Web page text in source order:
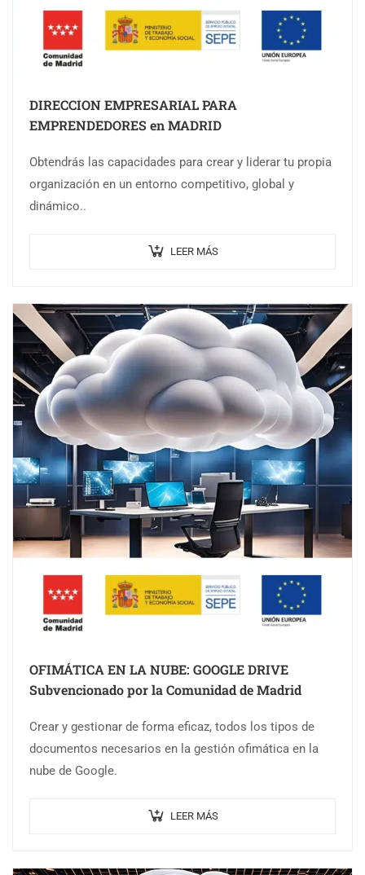
DIRECCION EMPRESARIAL PARA
EMPRENDEDORES en MADRID
Obtendrás las capacidades para crear y liderar tu propia
organización en un entorno competitivo, global y
dinámico..
LEER MÁS
OFIMÁTICA EN LA NUBE: GOOGLE DRIVE
Subvencionado por la Comunidad de Madrid
Crear y gestionar de forma eficaz, todos los tipos de
documentos necesarios en la gestión ofimática en la
nube de Google.
LEER MÁS